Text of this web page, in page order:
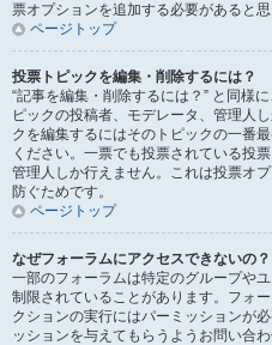
票オプションを追加する必要があると
ページトップ
投票トピックを編集・削除するには？
“記事を編集・削除するには？” と同様
ピックの投稿者、モデレータ、管理人
クを編集するにはそのトピックの一番
ください。一票でも投票されている投
管理人しか行えません。これは投票オ
防ぐためです。
ページトップ
なぜフォーラムにアクセスできないの？
一部のフォーラムは特定のグループや
制限されていることがあります。フォ
クションの実行にはパーミッションが
ッションを与えてもらうようお問い合わ